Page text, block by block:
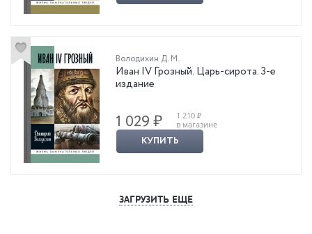
Володихин Д. М.
Иван IV Грозный. Царь-сирота. 3-е
издание
1 029 ₽
1 210 ₽
в магазине
КУПИТЬ
ЗАГРУЗИТЬ ЕЩЕ